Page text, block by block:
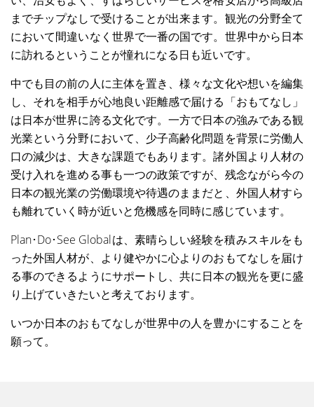
までチップなしで受けることが出来ます。観光の分野全て
において間違いなく世界で一番の国です。世界中から日本
に訪れるということが憧れになる日も近いです。
中でも目の前の人に主体を置き、様々な文化や想いを編集
し、それを相手が心地良い距離感で届ける「おもてなし」
は日本が世界に誇る文化です。一方で日本の強みである観
光業という分野において、少子高齢化問題を背景に労働人
口の減少は、大きな課題でもあります。諸外国より人材の
受け入れを進める事も一つの政策ですが、残念ながら今の
日本の観光業の労働環境や待遇のままだと、外国人材すら
も離れていく時が近いと危機感を同時に感じています。
Plan･Do･See Globalは、素晴らしい経験を積みスキルをも
った外国人材が、より健やかに心よりのおもてなしを届け
る事のできるようにサポートし、共に日本の観光を更に盛
り上げていきたいと考えております。
いつか日本のおもてなしが世界中の人を豊かにすることを
願って。